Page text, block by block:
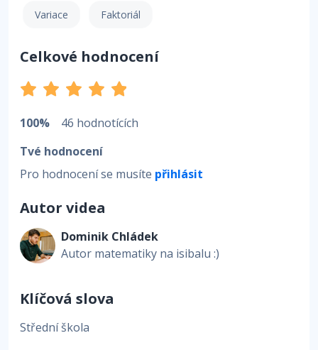
Variace Faktoriál
Celkové hodnocení
100%
46 hodnotících
Tvé hodnocení
Pro hodnocení se musíte přihlásit
Autor videa
Dominik Chládek
Autor matematiky na isibalu :)
Klíčová slova
Střední škola